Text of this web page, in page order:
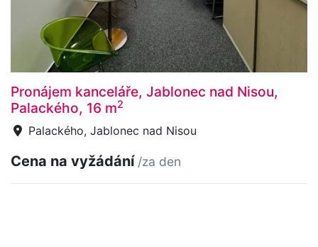
Pronájem kanceláře, Jablonec nad Nisou,
Palackého, 16 m2
Palackého, Jablonec nad Nisou
Cena na vyžádání /za den